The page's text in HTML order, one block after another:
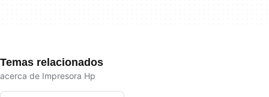
Temas relacionados
acerca de Impresora Hp